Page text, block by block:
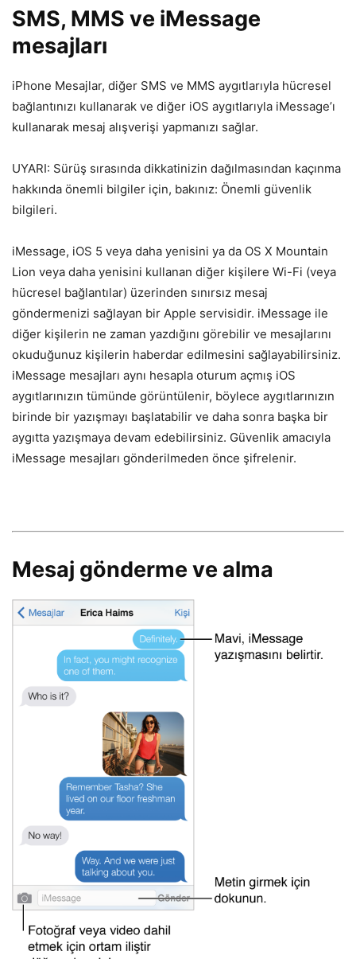
SMS, MMS ve iMessage
mesajları
iPhone Mesajlar, diğer SMS ve MMS aygıtlarıyla hücresel
bağlantınızı kullanarak ve diğer iOS aygıtlarıyla iMessage’ı
kullanarak mesaj alışverişi yapmanızı sağlar.
UYARI: Sürüş sırasında dikkatinizin dağılmasından kaçınma
hakkında önemli bilgiler için, bakınız: Önemli güvenlik
bilgileri.
iMessage, iOS 5 veya daha yenisini ya da OS X Mountain
Lion veya daha yenisini kullanan diğer kişilere Wi-Fi (veya
hücresel bağlantılar) üzerinden sınırsız mesaj
göndermenizi sağlayan bir Apple servisidir. iMessage ile
diğer kişilerin ne zaman yazdığını görebilir ve mesajlarını
okuduğunuz kişilerin haberdar edilmesini sağlayabilirsiniz.
iMessage mesajları aynı hesapla oturum açmış iOS
aygıtlarınızın tümünde görüntülenir, böylece aygıtlarınızın
birinde bir yazışmayı başlatabilir ve daha sonra başka bir
aygıtta yazışmaya devam edebilirsiniz. Güvenlik amacıyla
iMessage mesajları gönderilmeden önce şifrelenir.
Mesaj gönderme ve alma